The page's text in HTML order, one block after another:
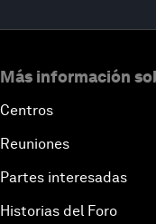
Más información
Centros
Reuniones
Partes interesadas
Historias del Foro